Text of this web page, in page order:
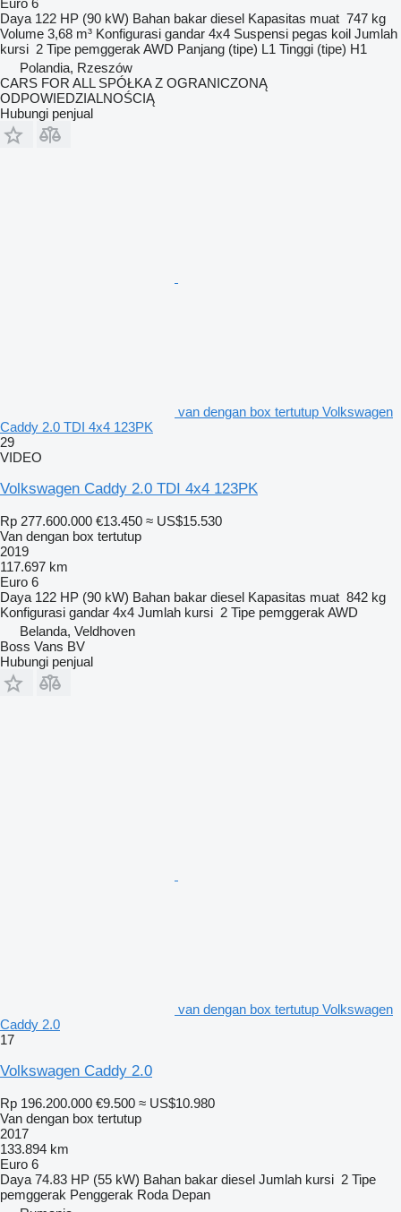
Euro 6
Daya 122 HP (90 kW) Bahan bakar diesel Kapasitas muat 747 kg
Volume 3,68 m³ Konfigurasi gandar 4x4 Suspensi pegas koil Jumlah
kursi 2 Tipe pemggerak AWD Panjang (tipe) L1 Tinggi (tipe) H1
Polandia, Rzeszów
CARS FOR ALL SPÓŁKA Z OGRANICZONĄ
ODPOWIEDZIALNOŚCIĄ
Hubungi penjual
van dengan box tertutup Volkswagen
Caddy 2.0 TDI 4x4 123PK
29
VIDEO
Volkswagen Caddy 2.0 TDI 4x4 123PK
Rp 277.600.000 €13.450 ≈ US$15.530
Van dengan box tertutup
2019
117.697 km
Euro 6
Daya 122 HP (90 kW) Bahan bakar diesel Kapasitas muat 842 kg
Konfigurasi gandar 4x4 Jumlah kursi 2 Tipe pemggerak AWD
Belanda, Veldhoven
Boss Vans BV
Hubungi penjual
van dengan box tertutup Volkswagen
Caddy 2.0
17
Volkswagen Caddy 2.0
Rp 196.200.000 €9.500 ≈ US$10.980
Van dengan box tertutup
2017
133.894 km
Euro 6
Daya 74.83 HP (55 kW) Bahan bakar diesel Jumlah kursi 2 Tipe
pemggerak Penggerak Roda Depan